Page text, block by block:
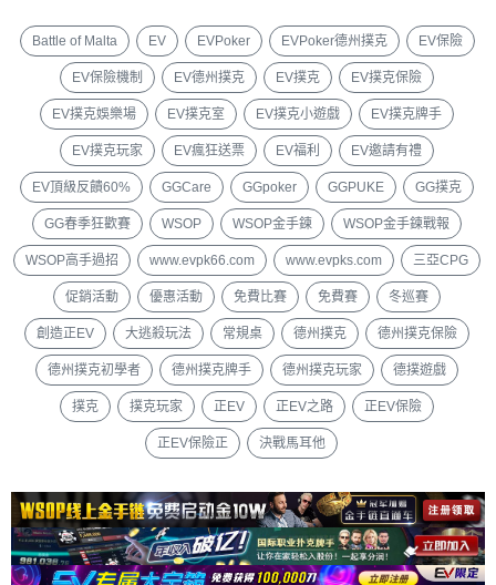
Battle of Malta EV EVPoker EVPoker德州撲克 EV保險
EV保險機制 EV德州撲克 EV撲克 EV撲克保險
EV撲克娛樂場 EV撲克室 EV撲克小遊戲 EV撲克牌手
EV撲克玩家 EV瘋狂送票 EV福利 EV邀請有禮
EV頂級反饋60% GGCare GGpoker GGPUKE GG撲克
GG春季狂歡賽 WSOP WSOP金手鍊 WSOP金手鍊戰報
WSOP高手過招 www.evpk66.com www.evpks.com 三亞CPG
促銷活動 優惠活動 免費比賽 免費賽 冬巡賽
創造正EV 大逃殺玩法 常規桌 德州撲克 德州撲克保險
德州撲克初學者 德州撲克牌手 德州撲克玩家 德撲遊戲
撲克 撲克玩家 正EV 正EV之路 正EV保險
正EV保險正 決戰馬耳他